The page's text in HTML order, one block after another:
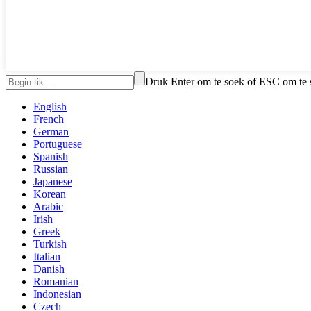
Druk Enter om te soek of ESC om te
English
French
German
Portuguese
Spanish
Russian
Japanese
Korean
Arabic
Irish
Greek
Turkish
Italian
Danish
Romanian
Indonesian
Czech